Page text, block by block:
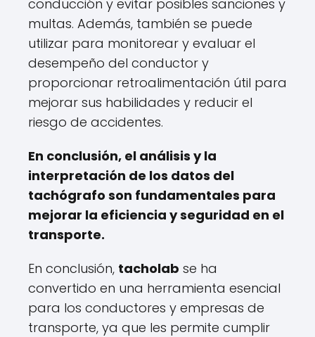
conducción y evitar posibles sanciones y
multas. Además, también se puede
utilizar para monitorear y evaluar el
desempeño del conductor y
proporcionar retroalimentación útil para
mejorar sus habilidades y reducir el
riesgo de accidentes.
En conclusión, el análisis y la
interpretación de los datos del
tachógrafo son fundamentales para
mejorar la eficiencia y seguridad en el
transporte.
En conclusión, tacholab se ha
convertido en una herramienta esencial
para los conductores y empresas de
transporte, ya que les permite cumplir